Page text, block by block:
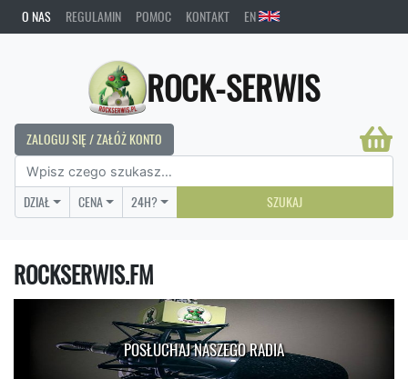
O NAS REGULAMIN POMOC KONTAKT EN
ROCK-SERWIS
ZALOGUJ SIĘ / ZAŁÓŻ KONTO
DZIAŁ CENA 24H? SZUKAJ
ROCKSERWIS.FM
POSŁUCHAJ NASZEGO RADIA